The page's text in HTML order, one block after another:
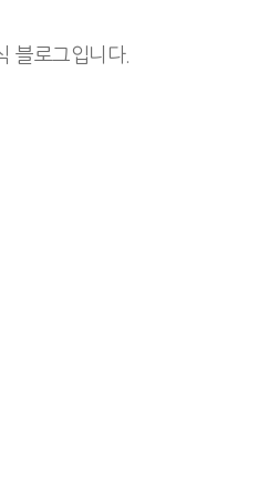
블로그입니다.